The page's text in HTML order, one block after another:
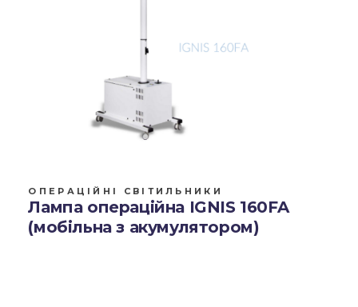
ОПЕРАЦІЙНІ СВІТИЛЬНИКИ
Лампа операційна IGNIS 160FA
(мобільна з акумулятором)